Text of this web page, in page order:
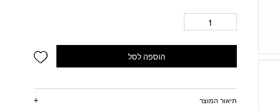
הוספה לסל
תיאור המוצר